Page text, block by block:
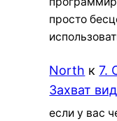
просто
North к7.
Захват
если у вас